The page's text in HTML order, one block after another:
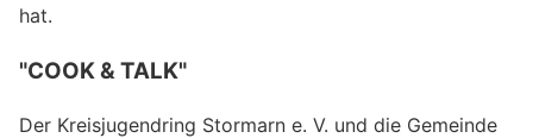
hat.
"COOK & TALK"
Der Kreisjugendring Stormarn e. V. und die Gemeinde